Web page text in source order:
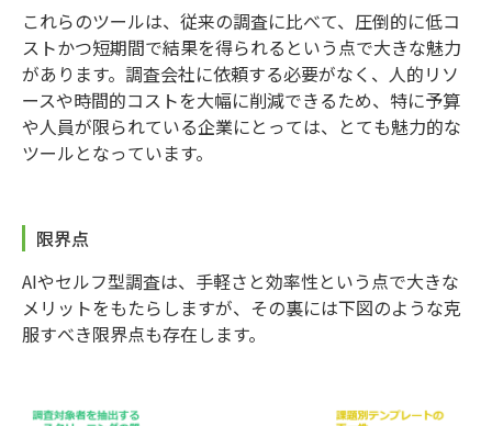
これらのツールは、従来の調査に比べて、圧倒的に低コ
ストかつ短期間で結果を得られるという点で大きな魅力
があります。調査会社に依頼する必要がなく、人的リソ
ースや時間的コストを大幅に削減できるため、特に予算
や人員が限られている企業にとっては、とても魅力的な
ツールとなっています。
限界点
AIやセルフ型調査は、手軽さと効率性という点で大きな
メリットをもたらしますが、その裏には下図のような克
服すべき限界点も存在します。